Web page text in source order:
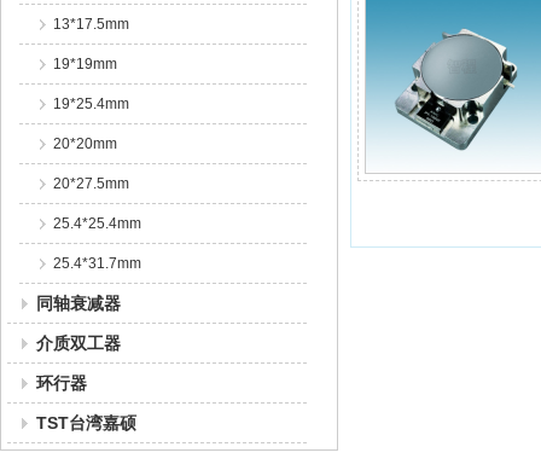
13*17.5mm
19*19mm
19*25.4mm
20*20mm
20*27.5mm
25.4*25.4mm
25.4*31.7mm
同轴衰减器
介质双工器
环行器
TST台湾嘉硕